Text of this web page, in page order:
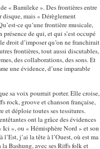
« Bamileke ». Des frontières entre
disque, mais « Dérèglement
ce qu’une frontière musicale,
de qui, et qui s’est occupé
droit d’imposer qu’on ne franchirait
frontières, tout aussi discutables,
des collaborations, des sons. Et
une évidence, d’une imparable
sa voix pourrait porter. Elle croise,
rock, groove et chanson française,
et déploie toutes ses tessitures.
ont la grâce des évidences
», ou « Hémisphère Nord » et son
l’Est, j’ai la tête à l’Ouest, où est ma
Bashung, avec ses Riffs folket